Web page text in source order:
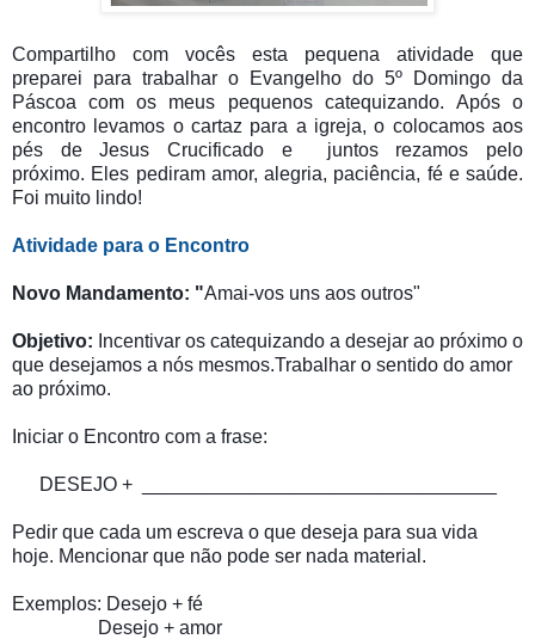
Compartilho com vocês esta pequena atividade que
preparei para trabalhar o Evangelho do 5º Domingo da
Páscoa com os meus pequenos catequizando. Após o
encontro levamos o cartaz para a igreja, o colocamos aos
pés de Jesus Crucificado e juntos rezamos pelo
próximo. Eles pediram amor, alegria, paciência, fé e saúde.
Foi muito lindo!
Atividade para o Encontro
Novo Mandamento: "Amai-vos uns aos outros"
Objetivo: Incentivar os catequizando a desejar ao próximo o
que desejamos a nós mesmos.Trabalhar o sentido do amor
ao próximo.
Iniciar o Encontro com a frase:
DESEJO + _________________________________
Pedir que cada um escreva o que deseja para sua vida
hoje. Mencionar que não pode ser nada material.
Exemplos: Desejo + fé
Desejo + amor